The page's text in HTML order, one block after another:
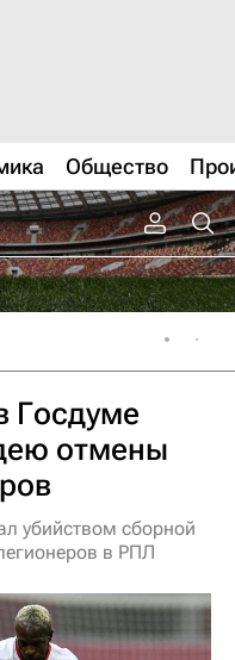
Общество
Госдуме
отмены
убийством сборной
в РПЛ